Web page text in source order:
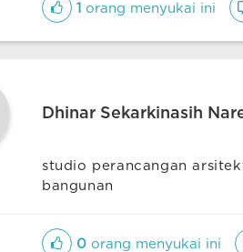
1 orang menyukai ini
Dhinar Sekarkinasih
studio perancangan
bangunan
0 orang menyukai ini